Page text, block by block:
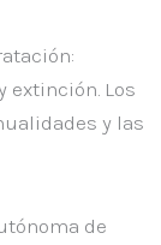
extinción. Los
y las
de